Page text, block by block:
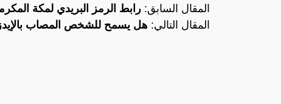
المقال السابق: رابط الرمز البريدي لمكة
المقال التالي: هل يسمح للشخص المصاب